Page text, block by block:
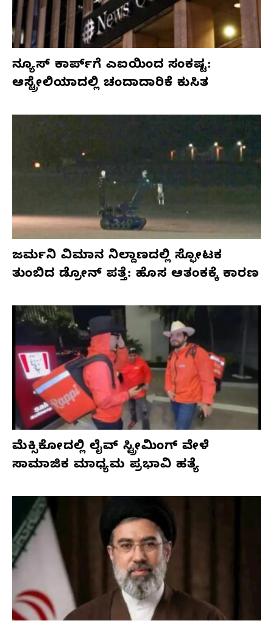
ನ್ಯೂಸ್ ಕಾರ್ಪ್‌ಗೆ ಎಐಯಿಂದ ಸಂಕಷ್ಟ:
ಆಸ್ಟ್ರೇಲಿಯಾದಲ್ಲಿ ಚಂದಾದಾರಿಕೆ ಕುಸಿತ
ಜರ್ಮನಿ ವಿಮಾನ ನಿಲ್ದಾಣದಲ್ಲಿ ಸ್ಫೋಟಕ
ತುಂಬಿದ ಡ್ರೋನ್ ಪತ್ತೆ: ಹೊಸ ಆತಂಕಕ್ಕೆ ಕಾರಣ
ಮೆಕ್ಸಿಕೋದಲ್ಲಿ ಲೈವ್ ಸ್ಟ್ರೀಮಿಂಗ್ ವೇಳೆ
ಸಾಮಾಜಿಕ ಮಾಧ್ಯಮ ಪ್ರಭಾವಿ ಹತ್ಯೆ